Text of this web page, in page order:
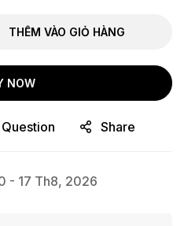
THÊM VÀO GIỎ HÀNG
NOW
Share
- 17 Th8, 2026